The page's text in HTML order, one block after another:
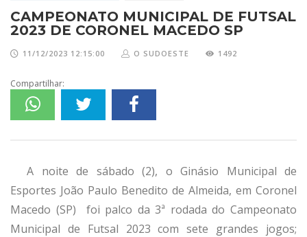
CAMPEONATO MUNICIPAL DE FUTSAL
2023 DE CORONEL MACEDO SP
11/12/2023 12:15:00 O SUDOESTE 1492
Compartilhar:
A noite de sábado (2), o Ginásio Municipal de
Esportes João Paulo Benedito de Almeida, em Coronel
Macedo (SP) foi palco da 3ª rodada do Campeonato
Municipal de Futsal 2023 com sete grandes jogos;